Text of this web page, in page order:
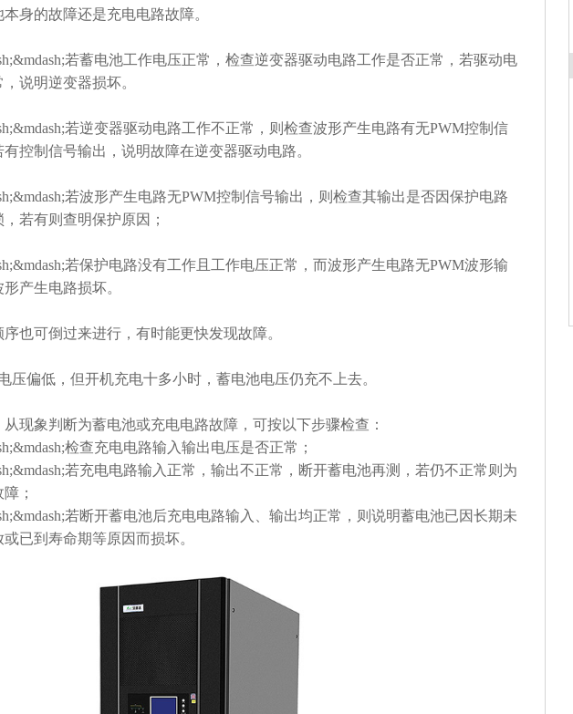
身的故障还是充电电路故障。
若蓄电池工作电压正常，检查逆变器驱动电路工作是否正常，若驱动电
，说明逆变器损坏。
若逆变器驱动电路工作不正常，则检查波形产生电路有无PWM控制信
控制信号输出，说明故障在逆变器驱动电路。
若波形产生电路无PWM控制信号输出，则检查其输出是否因保护电路
，若有则查明保护原因；
若保护电路没有工作且工作电压正常，而波形产生电路无PWM波形输
产生电路损坏。
序也可倒过来进行，有时能更快发现故障。
压偏低，但开机充电十多小时，蓄电池电压仍充不上去。
从现象判断为蓄电池或充电电路故障，可按以下步骤检查：
检查充电电路输入输出电压是否正常；
若充电电路输入正常，输出不正常，断开蓄电池再测，若仍不正常则为
；
若断开蓄电池后充电电路输入、输出均正常，则说明蓄电池已因长期未
或已到寿命期等原因而损坏。